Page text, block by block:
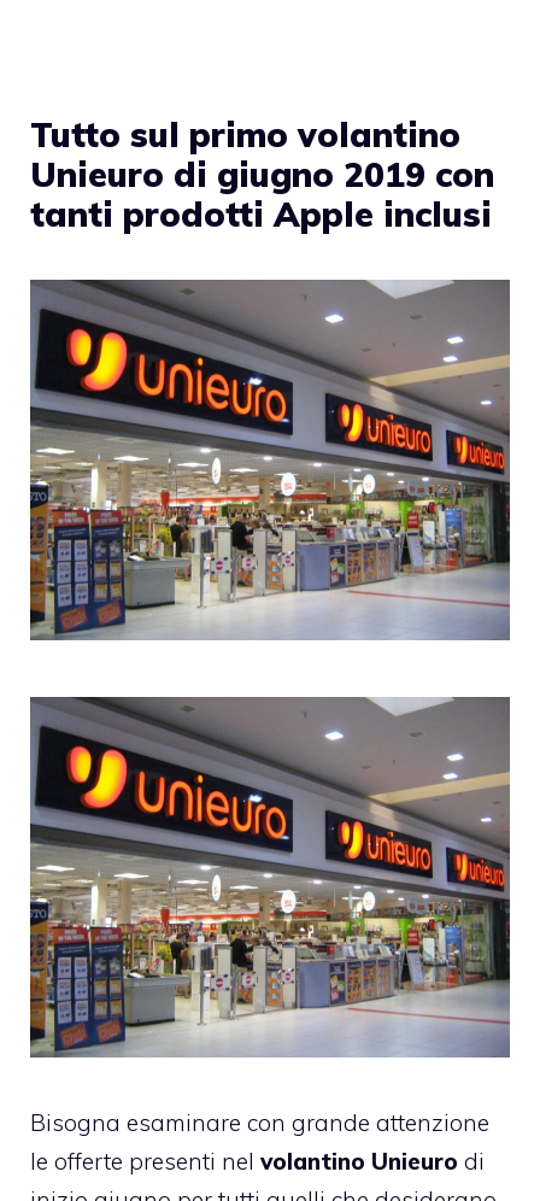
Tutto sul primo volantino
Unieuro di giugno 2019 con
tanti prodotti Apple inclusi
Bisogna esaminare con grande attenzione
le offerte presenti nel volantino Unieuro di